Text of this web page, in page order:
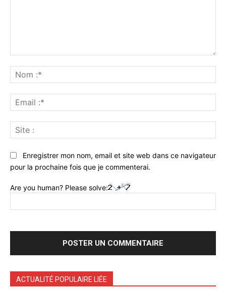
:*
:*
:
Enregistrer mon nom, email et site web dans ce navigateur
pour la prochaine fois que je commenterai.
Are you human? Please solve:
ACTUALITÉ POPULAIRE LIÉE